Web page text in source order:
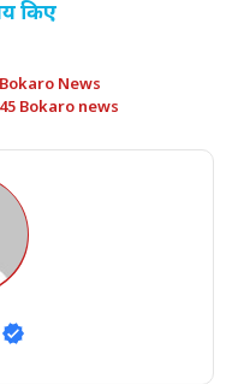
किए
Bokaro News
Bokaro news